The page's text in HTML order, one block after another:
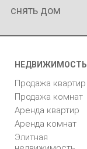
снять дом
НЕДВИЖИМОСТЬ
Продажа квартир
Продажа комнат
Аренда квартир
Аренда комнат
Элитная